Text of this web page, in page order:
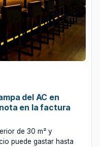
del AC en
en la factura
de 30 m² y
puede gastar hasta